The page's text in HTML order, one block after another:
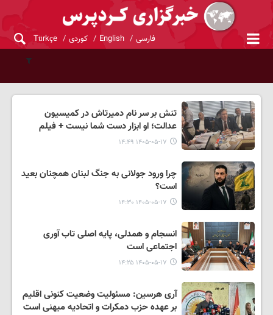
فارسی English کوردی Türkçe
تنش بر سر نام دمیرتاش در کمیسیون
عدالت؛ او ابزار دست شما نیست + فیلم
۱۴۰۵-۰۵-۱۷ ۱۴:۴۹
چرا ورود جولانی به جنگ لبنان همچنان بعید
است؟
۱۴۰۵-۰۵-۱۷ ۱۴:۳۰
انسجام و همدلی، پایه اصلی تاب آوری
اجتماعی است
۱۴۰۵-۰۵-۱۷ ۱۴:۲۵
آری هرسین: مسئولیت وضعیت کنونی اقلیم
بر عهده حزب دمکرات و اتحادیه میهنی است